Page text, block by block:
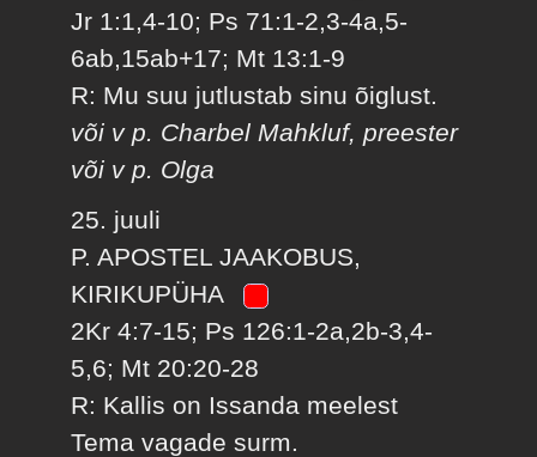
Jr 1:1,4-10; Ps 71:1-2,3-4a,5-
6ab,15ab+17; Mt 13:1-9
R: Mu suu jutlustab sinu õiglust.
või v p. Charbel Mahkluf, preester
või v p. Olga
25. juuli
P. APOSTEL JAAKOBUS,
KIRIKUPÜHA
2Kr 4:7-15; Ps 126:1-2a,2b-3,4-
5,6; Mt 20:20-28
R: Kallis on Issanda meelest
Tema vagade surm.